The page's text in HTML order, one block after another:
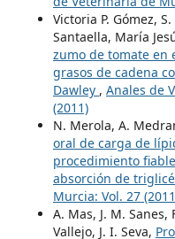
Victoria P. Gómez,
Santaella, María
zumo de tomate en
grasos de cadena
Dawley , Anales de
(2011)
N. Merola, A.
oral de carga de
procedimiento
absorción de
Murcia: Vol. 27
A. Mas, J. M. Sanes,
Vallejo, J. I. Seva,